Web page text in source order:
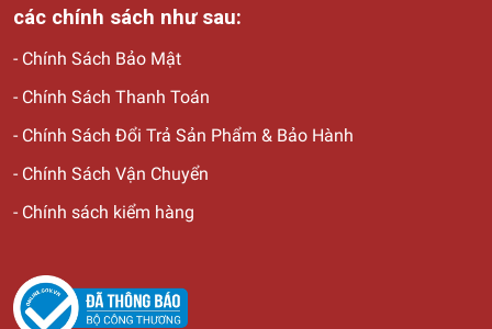
các chính sách như sau:
- Chính Sách Bảo Mật
- Chính Sách Thanh Toán
- Chính Sách Đổi Trả Sản Phẩm & Bảo Hành
- Chính Sách Vận Chuyển
- Chính sách kiểm hàng